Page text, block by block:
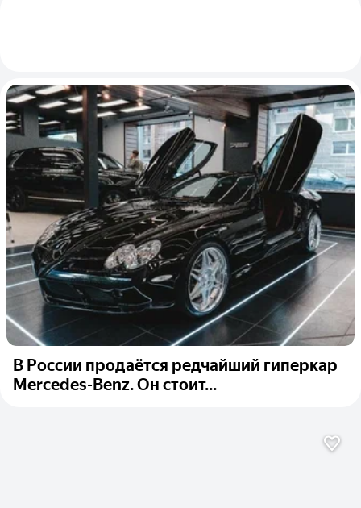
В России продаётся редчайший гиперкар
Mercedes-Benz. Он стоит...